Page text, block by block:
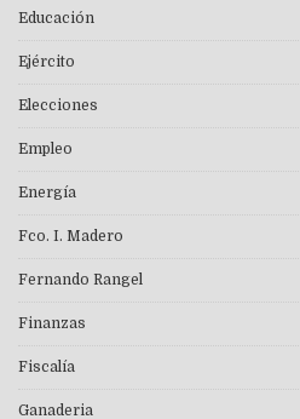
Educación
Ejército
Elecciones
Empleo
Energía
Fco. I. Madero
Fernando Rangel
Finanzas
Fiscalía
Ganaderia